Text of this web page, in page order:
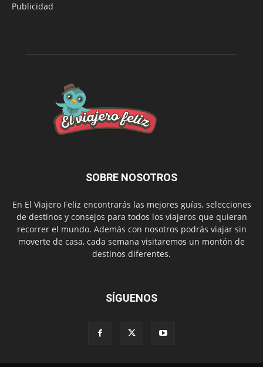
Publicidad
SOBRE NOSOTROS
En El Viajero Feliz encontrarás las mejores guías, selecciones
de destinos y consejos para todos los viajeros que quieran
recorrer el mundo. Además con nosotros podrás viajar sin
moverte de casa, cada semana visitaremos un montón de
destinos diferentes.
SÍGUENOS